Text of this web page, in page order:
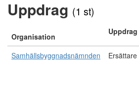
Uppdrag (1 st)
Organisation
Uppdrag
Samhällsbyggnadsnämnden
Ersättare